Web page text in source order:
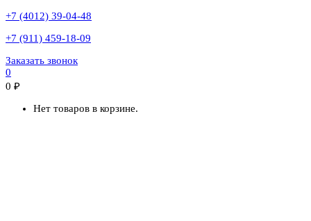
+7 (4012) 39-04-48
+7 (911) 459-18-09
Заказать звонок
0
0 ₽
Нет товаров в корзине.